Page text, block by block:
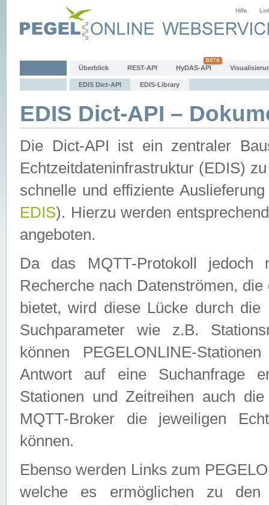
Hilfe
Überblick REST-API HyDAS-API
EDIS Dict-API EDIS-Library
EDIS Dict-API –
Die Dict-API ist ein zentraler
Echtzeitdateninfrastruktur (EDIS)
schnelle und effiziente
EDIS). Hierzu werden
angeboten.
Da das MQTT-Protokoll jedoch
Recherche nach Datenströmen,
bietet, wird diese Lücke durch die
Suchparameter wie z.B.
können PEGELONLINE-
Antwort auf eine Suchanfrage
Stationen und Zeitreihen auch
MQTT-Broker die jeweiligen
können.
Ebenso werden Links zum
welche es ermöglichen zu den